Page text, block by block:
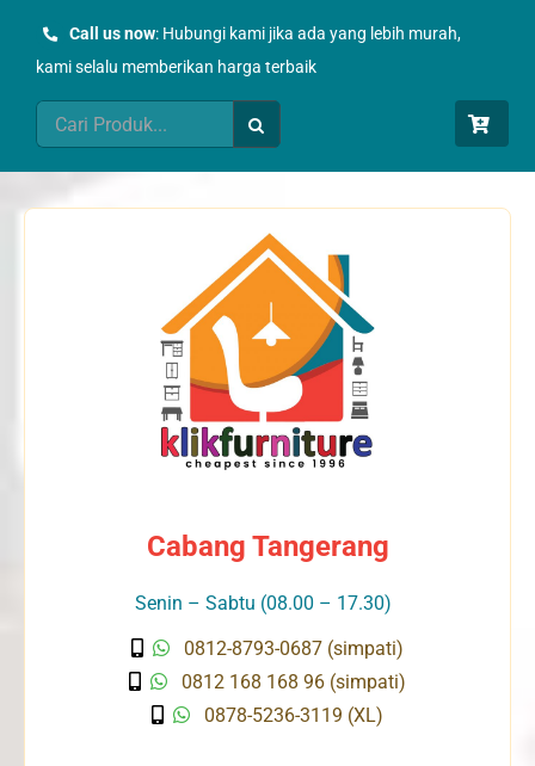
Call us now: Hubungi kami jika ada yang lebih murah,
kami selalu memberikan harga terbaik
Search
for:
Cabang Tangerang
Senin – Sabtu (08.00 – 17.30)
0812-8793-0687 (simpati)
0812 168 168 96 (simpati)
0878-5236-3119 (XL)